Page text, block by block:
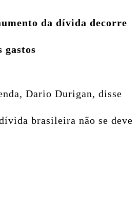
da dívida decorre
gastos
Dario Durigan, disse
brasileira não se deve